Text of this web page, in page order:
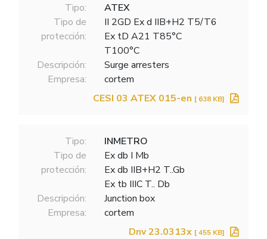
Tipo:
ATEX
Tipo de
protección:
II 2GD Ex d IIB+H2 T5/T6
Ex tD A21 T85°C
T100°C
Descripción:
Surge arresters
Empresa:
cortem
CESI 03 ATEX 015-en [ 638 KB]
Tipo:
INMETRO
Tipo de
protección:
Ex db I Mb
Ex db IIB+H2 T..Gb
Ex tb IIIC T.. Db
Descripción:
Junction box
Empresa:
cortem
Dnv 23.0313x [ 455 KB]